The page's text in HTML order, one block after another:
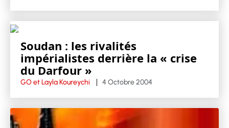
Soudan : les rivalités
impérialistes derrière la « crise
du Darfour »
GO et Layla Koureychi 4 Octobre 2004